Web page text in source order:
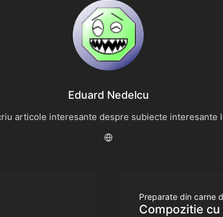
Eduard Nedelcu
articole interesante despre subiecte
Preparate din carne
Compozitie cu